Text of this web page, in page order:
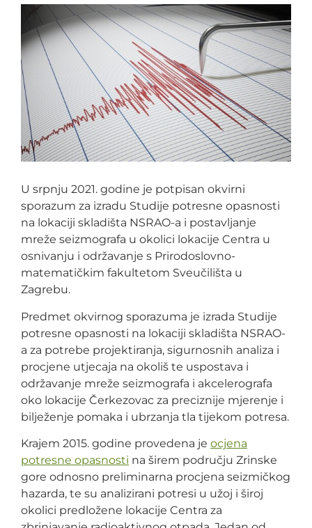
U srpnju 2021. godine je potpisan okvirni
sporazum za izradu Studije potresne opasnosti
na lokaciji skladišta NSRAO-a i postavljanje
mreže seizmografa u okolici lokacije Centra u
osnivanju i održavanje s Prirodoslovno-
matematičkim fakultetom Sveučilišta u
Zagrebu.
Predmet okvirnog sporazuma je izrada Studije
potresne opasnosti na lokaciji skladišta NSRAO-
a za potrebe projektiranja, sigurnosnih analiza i
procjene utjecaja na okoliš te uspostava i
održavanje mreže seizmografa i akcelerografa
oko lokacije Čerkezovac za preciznije mjerenje i
bilježenje pomaka i ubrzanja tla tijekom potresa.
Krajem 2015. godine provedena je ocjena
potresne opasnosti na širem području Zrinske
gore odnosno preliminarna procjena seizmičkog
hazarda, te su analizirani potresi u užoj i široj
okolici predložene lokacije Centra za